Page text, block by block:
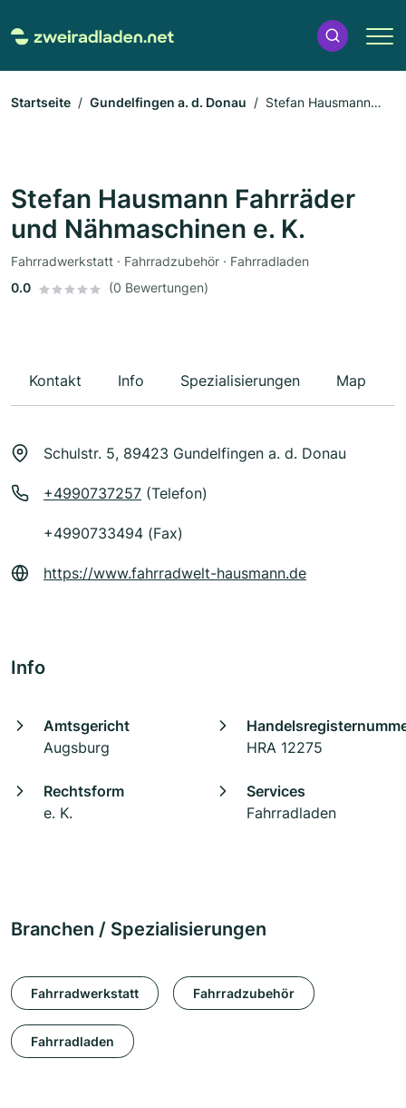
Startseite Gundelfingen a. d. Donau
Stefan Hausmann
Stefan Hausmann Fahrräder
und Nähmaschinen e. K.
Fahrradwerkstatt · Fahrradzubehör · Fahrradladen
0.0
(0 Bewertungen)
Kontakt Info Spezialisierungen Map
Schulstr. 5, 89423 Gundelfingen a. d. Donau
+4990737257 (Telefon)
+4990733494 (Fax)
https://www.fahrradwelt-hausmann.de
Info
Amtsgericht
Augsburg
HRA 12275
Rechtsform
e. K.
Services
Fahrradladen
Branchen / Spezialisierungen
Fahrradwerkstatt Fahrradzubehör
Fahrradladen